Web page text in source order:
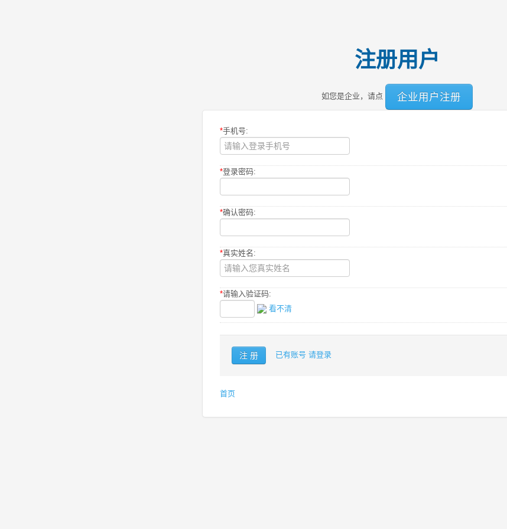
注册用户
如您是企业，请点 企业用户注册
*手机号:
*登录密码:
*确认密码:
*真实姓名:
*请输入验证码:
看不清
已有账号 请登录
首页